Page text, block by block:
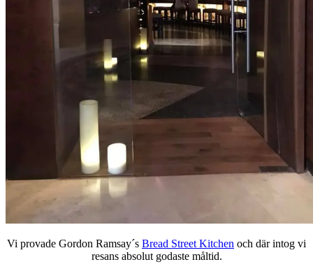
Vi provade Gordon Ramsay´s Bread Street Kitchen och där intog vi
resans absolut godaste måltid.